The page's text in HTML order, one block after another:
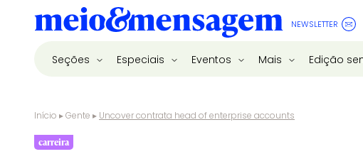
NEWSLETTER
Seções Especiais Eventos Mais Edição
Início ▸Gente ▸ Uncover contrata head of enterprise accounts
carreira